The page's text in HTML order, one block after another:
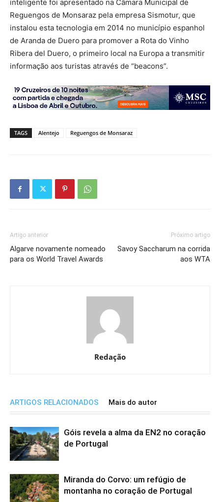
inteligente foi apresentado na Câmara Municipal de
Reguengos de Monsaraz pela empresa Sismotur, que
instalou esta tecnologia em 2014 no município espanhol
de Aranda de Duero para promover a Rota do Vinho
Ribera del Duero, o primeiro local na Europa a transmitir
informação aos turistas através de “beacons”.
TAGS Alentejo Reguengos de Monsaraz
Artigo anterior
Algarve novamente nomeado
para os World Travel Awards
Próximo artigo
Savoy Saccharum na corrida
aos WTA
Redação
ARTIGOS RELACIONADOS Mais do autor
Góis revela a alma da EN2 no coração
de Portugal
Miranda do Corvo: um refúgio de
montanha no coração de Portugal